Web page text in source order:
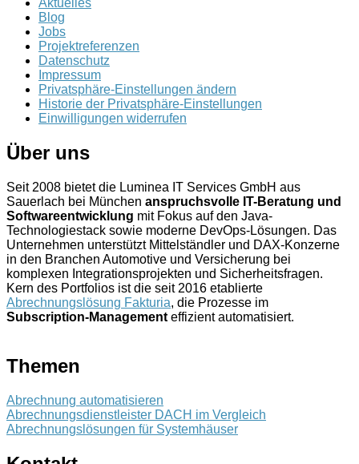
Aktuelles
Blog
Jobs
Projektreferenzen
Datenschutz
Impressum
Privatsphäre-Einstellungen ändern
Historie der Privatsphäre-Einstellungen
Einwilligungen widerrufen
Über uns
Seit 2008 bietet die Luminea IT Services GmbH aus
Sauerlach bei München anspruchsvolle IT-Beratung und
Softwareentwicklung mit Fokus auf den Java-
Technologiestack sowie moderne DevOps-Lösungen. Das
Unternehmen unterstützt Mittelständler und DAX-Konzerne
in den Branchen Automotive und Versicherung bei
komplexen Integrationsprojekten und Sicherheitsfragen.
Kern des Portfolios ist die seit 2016 etablierte
Abrechnungslösung Fakturia, die Prozesse im
Subscription-Management effizient automatisiert.
Themen
Abrechnung automatisieren
Abrechnungsdienstleister DACH im Vergleich
Abrechnungslösungen für Systemhäuser